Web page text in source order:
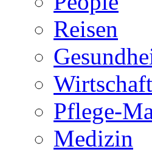
Reisen
Wirtschaft
Pflege-
Medizin